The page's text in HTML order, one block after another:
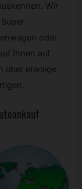
Wir
oder
Ihnen auf
über etwaige